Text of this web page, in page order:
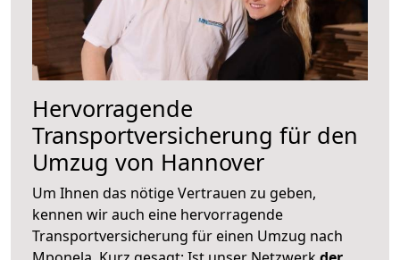
Hervorragende
Transportversicherung für den
Umzug von Hannover
Um Ihnen das nötige Vertrauen zu geben,
kennen wir auch eine hervorragende
Transportversicherung für einen Umzug nach